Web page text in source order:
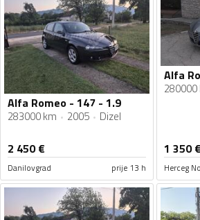
Alfa Romeo - 147 - 1.9
283000 km 2005 Dizel
2 450€
Danilovgrad prije 13 h
Alfa
280000
1 350€
Herceg